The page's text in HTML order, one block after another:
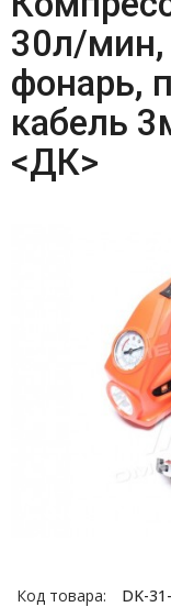
30л/мин,
фонарь,
кабель
<ДК>
Код товара:
DK-